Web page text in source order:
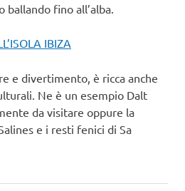
ballando fino all’alba.
IBIZA
e divertimento, è ricca anche
Ne è un esempio Dalt
da visitare oppure la
e i resti fenici di Sa